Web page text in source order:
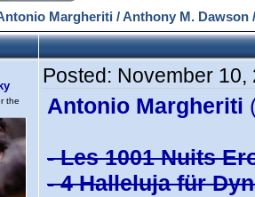
Margheriti / Anthony M.
the
Posted: November 10,
Antonio Margheriti
- Les 1001 Nuits
- 4 Halleluja für